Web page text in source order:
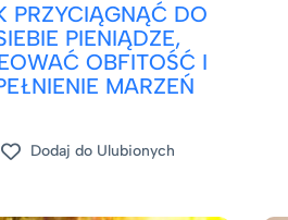
PRZYCIĄGNĄĆ DO
PIENIĄDZE,
OBFITOŚĆ I
MARZEŃ
Dodaj do Ulubionych